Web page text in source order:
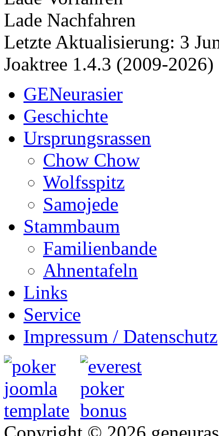
Lade Nachfahren
Letzte Aktualisierung: 3
Joaktree 1.4.3 (2009-2026)
GENeurasier
Geschichte
Ursprungsrassen
Chow Chow
Wolfsspitz
Samojede
Stammbaum
Familienbande
Ahnentafeln
Links
Service
Impressum / Datenschutz